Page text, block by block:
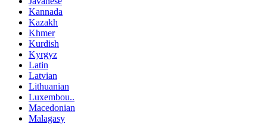
Kannada
Kazakh
Khmer
Kurdish
Kyrgyz
Latin
Latvian
Lithuanian
Luxembou..
Macedonian
Malagasy